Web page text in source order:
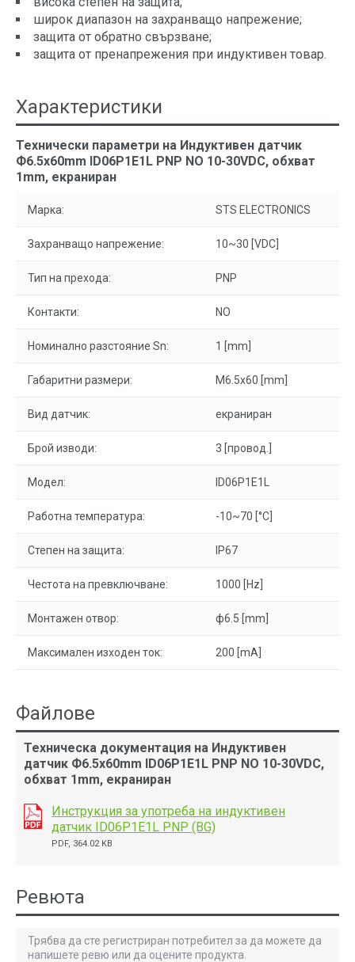
широк диапазон на захранващо напрежение;
защита от обратно свързване;
защита от пренапрежения при индуктивен товар.
Характеристики
Технически параметри на Индуктивен датчик
Ф6.5x60mm ID06P1Е1L PNP NO 10-30VDC, обхват
1mm, екраниран
Марка: STS ELECTRONICS
Захранващо напрежение: 10~30 [VDC]
Тип на прехода: PNP
Контакти: NO
Номинално разстояние Sn: 1 [mm]
Габаритни размери: M6.5x60 [mm]
Вид датчик: екраниран
Брой изводи: 3 [провод.]
Модел: ID06P1E1L
Работна температура: -10~70 [°C]
Степен на защита: IP67
Честота на превключване: 1000 [Hz]
Монтажен отвор: ф6.5 [mm]
Максимален изходен ток: 200 [mA]
Файлове
Техническа документация на Индуктивен
датчик Ф6.5x60mm ID06P1Е1L PNP NO 10-30VDC,
обхват 1mm, екраниран
Инструкция за употреба на индуктивен
датчик ID06P1Е1L PNP (BG)
PDF, 364.02 KB
Ревюта
Трябва да сте регистриран потребител за да можете да
напишете ревю или да оцените продукта.